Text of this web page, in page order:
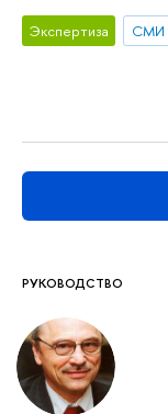
РУКОВОДСТВО
Экспертиза СМИ